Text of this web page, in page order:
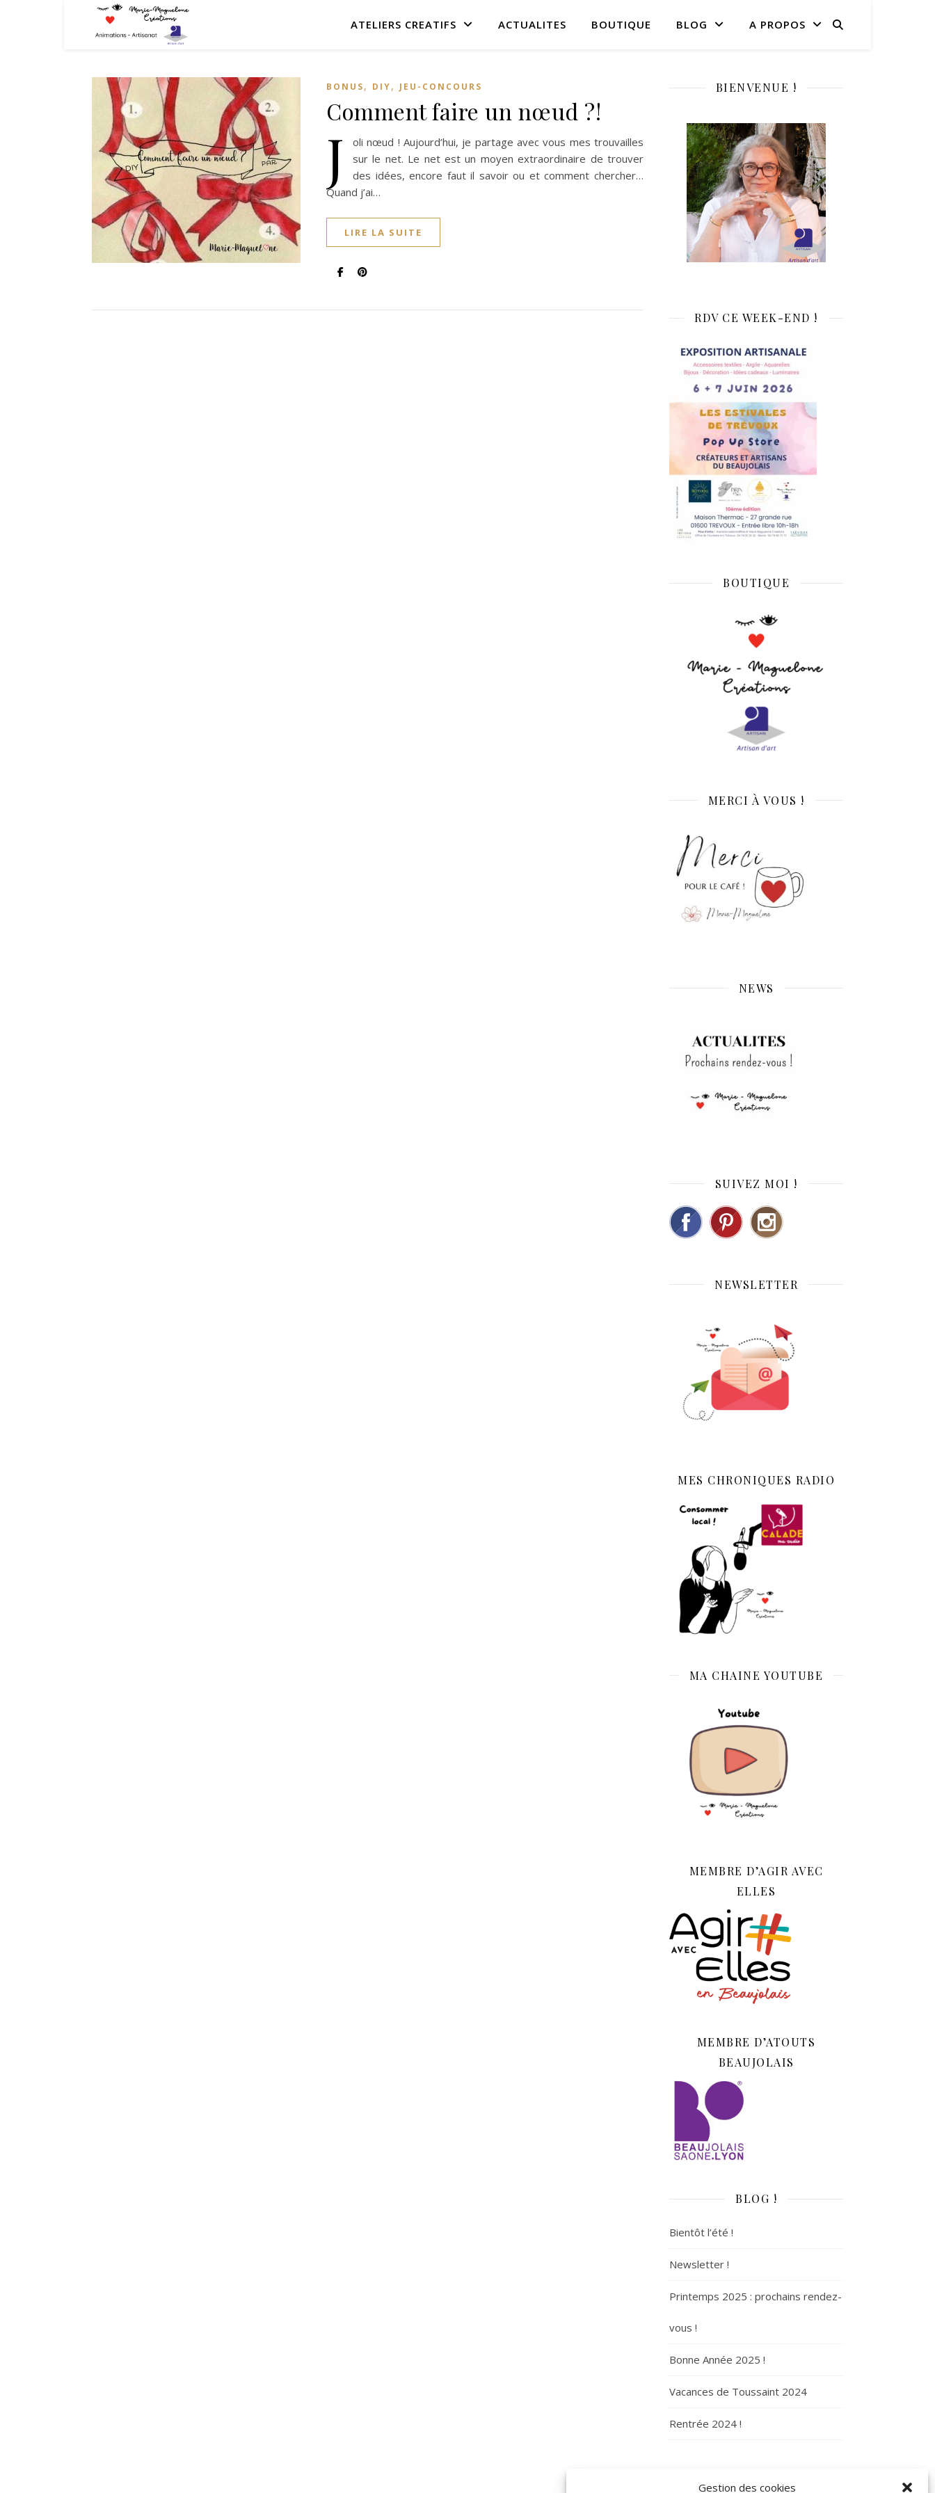
Gestion des cookies
ATELIERS CREATIFS ACTUALITES BOUTIQUE BLOG A PROPOS
BONUS, DIY, JEU-CONCOURS
Comment faire un nœud ?!
J
oli nœud ! Aujourd’hui, je partage avec vous mes trouvailles
sur le net. Le net est un moyen extraordinaire de trouver
des idées, encore faut il savoir ou et comment chercher…
Quand j’ai…
LIRE LA SUITE
BIENVENUE !
RDV CE WEEK-END !
BOUTIQUE
MERCI À VOUS !
NEWS
SUIVEZ MOI !
NEWSLETTER
MES CHRONIQUES RADIO
MA CHAINE YOUTUBE
MEMBRE D’AGIR AVEC
ELLES
MEMBRE D’ATOUTS
BEAUJOLAIS
BLOG !
Bientôt l’été !
Newsletter !
Printemps 2025 : prochains rendez-
vous !
Bonne Année 2025 !
Vacances de Toussaint 2024
Rentrée 2024 !